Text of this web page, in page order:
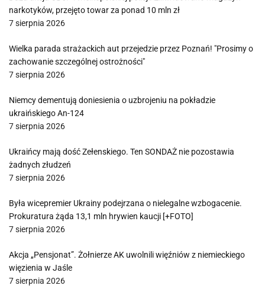
narkotyków, przejęto towar za ponad 10 mln zł
7 sierpnia 2026
Wielka parada strażackich aut przejedzie przez Poznań! "Prosimy o
zachowanie szczególnej ostrożności"
7 sierpnia 2026
Niemcy dementują doniesienia o uzbrojeniu na pokładzie
ukraińskiego An-124
7 sierpnia 2026
Ukraińcy mają dość Zełenskiego. Ten SONDAŻ nie pozostawia
żadnych złudzeń
7 sierpnia 2026
Była wicepremier Ukrainy podejrzana o nielegalne wzbogacenie.
Prokuratura żąda 13,1 mln hrywien kaucji [+FOTO]
7 sierpnia 2026
Akcja „Pensjonat”. Żołnierze AK uwolnili więźniów z niemieckiego
więzienia w Jaśle
7 sierpnia 2026